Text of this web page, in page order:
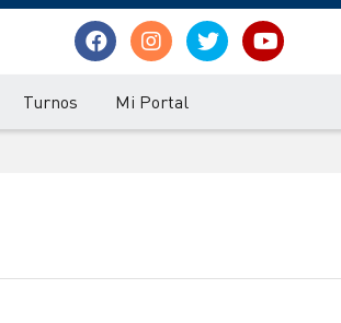
Turnos Mi Portal